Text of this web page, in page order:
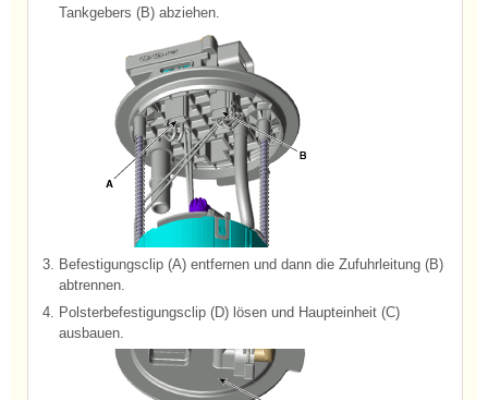
Tankgebers (B) abziehen.
3. Befestigungsclip (A) entfernen und dann die Zufuhrleitung (B)
abtrennen.
4. Polsterbefestigungsclip (D) lösen und Haupteinheit (C)
ausbauen.